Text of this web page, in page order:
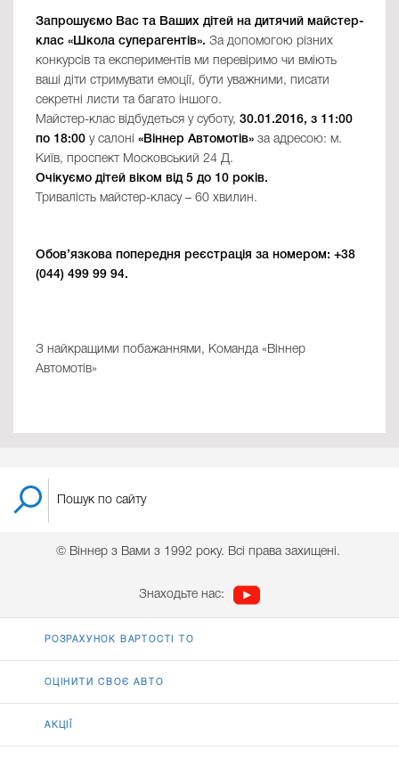
Запрошуємо Вас та Ваших дітей на дитячий майстер-
клас «Школа суперагентів». За допомогою різних
конкурсів та експериментів ми перевіримо чи вміють
ваші діти стримувати емоції, бути уважними, писати
секретні листи та багато іншого.
Майстер-клас відбудеться у суботу, 30.01.2016, з 11:00
по 18:00 у салоні «Віннер Автомотів» за адресою: м.
Київ, проспект Московський 24 Д.
Очікуємо дітей віком від 5 до 10 років.
Тривалість майстер-класу – 60 хвилин.
Обов’язкова попередня реєстрація за номером: +38
(044) 499 99 94.
З найкращими побажаннями, Команда «Віннер
Автомотів»
© Віннер з Вами з 1992 року. Всі права захищені.
Знаходьте нас:
РОЗРАХУНОК ВАРТОСТІ ТО
ОЦІНИТИ СВОЄ АВТО
АКЦІЇ